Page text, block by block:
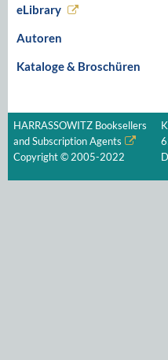
eLibrary
Autoren
Kataloge & Broschüren
HARRASSOWITZ Booksellers
and Subscription Agents
Copyright © 2005-2022